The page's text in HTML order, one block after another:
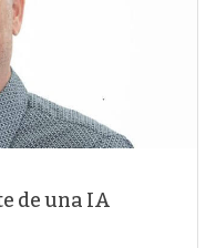
de una IA